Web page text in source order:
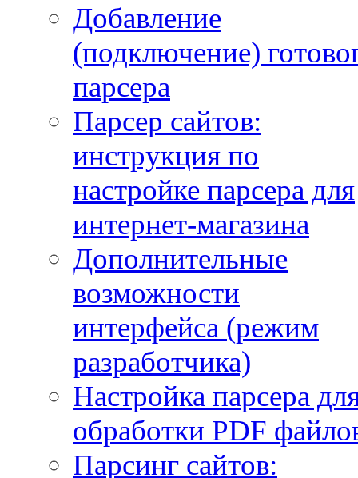
Добавление
(подключение)
парсера
Парсер сайтов:
инструкция по
настройке парсера для
интернет-магазина
Дополнительные
возможности
интерфейса (режим
разработчика)
Настройка парсера
обработки PDF
Парсинг сайтов: